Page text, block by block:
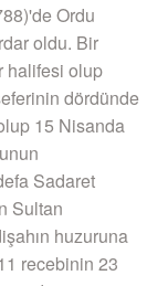
Ordu
oldu. Bir
halifesi olup
dördünde
15 Nisanda
Sadaret
Sultan
huzuruna
recebinin 23